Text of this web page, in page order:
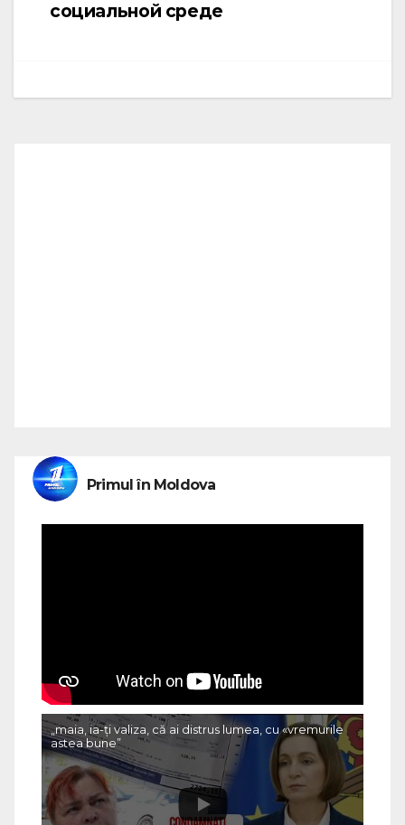
социальной среде
Primul în Moldova
„maia, ia-ți valiza, că ai distrus lumea, cu «vremurile
astea bune”